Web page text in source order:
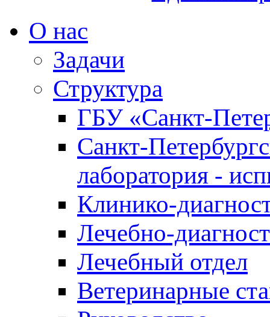
О нас
Задачи
Структура
ГБУ «Санкт-
Санкт-
лаборатория -
Клинико-
Лечебно-
Лечебный отдел
Ветеринарные